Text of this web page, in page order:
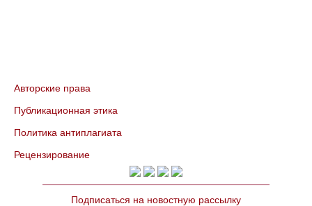
Авторские права
Публикационная этика
Политика антиплагиата
Рецензирование
Подписаться на новостную рассылку